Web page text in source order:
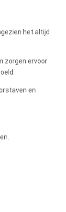
het altijd
zorgen ervoor
en